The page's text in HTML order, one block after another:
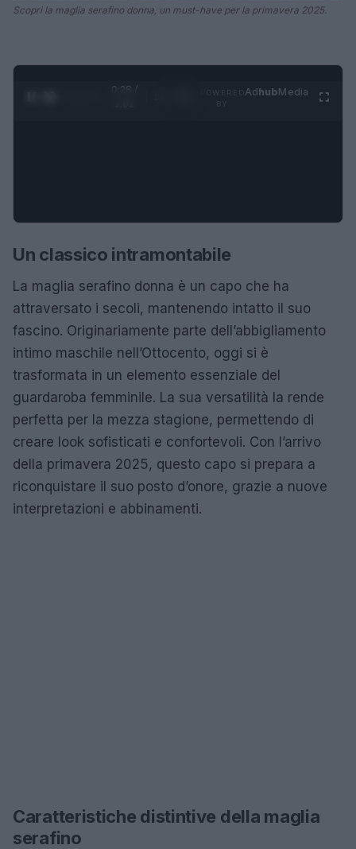
Scopri la maglia serafino donna, un must-have per la primavera 2025.
0:28 /
AdhubMedia
Un classico intramontabile
La maglia serafino donna è un capo che ha
attraversato i secoli, mantenendo intatto il suo
fascino. Originariamente parte dell’abbigliamento
intimo maschile nell’Ottocento, oggi si è
trasformata in un elemento essenziale del
guardaroba femminile. La sua versatilità la rende
perfetta per la mezza stagione, permettendo di
creare look sofisticati e confortevoli. Con l’arrivo
della primavera 2025, questo capo si prepara a
riconquistare il suo posto d’onore, grazie a nuove
interpretazioni e abbinamenti.
Caratteristiche distintive della maglia
serafino